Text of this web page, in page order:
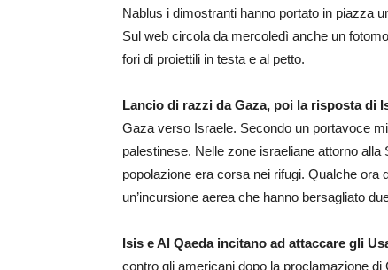
Nablus i dimostranti hanno portato in piazza
Sul web circola da mercoledì anche un
fori di proiettili in testa e al petto.
Lancio di razzi da Gaza, poi la risposta di
Gaza verso Israele. Secondo un portavoce
palestinese. Nelle zone israeliane attorno
popolazione era corsa nei rifugi. Qualche
un’incursione aerea che hanno bersagliato
Isis e Al Qaeda incitano ad attaccare gli
contro gli americani dopo la proclamazione